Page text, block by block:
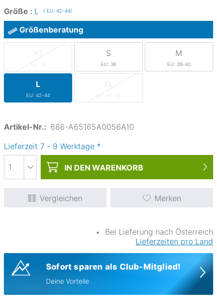
Größe : L ( EU: 42-44)
Größenberatung
XS
EU: 34
S
EU: 36
M
EU: 38-40
L
EU: 42-44
XL
EU: 44-46
Artikel-Nr.: 686-A65165A0056A10
Lieferzeit 7 - 9 Werktage *
IN DEN WARENKORB
Vergleichen Merken
∗
Bei Lieferung nach Österreich
Lieferzeiten pro Land
Sofort sparen als Club-Mitglied!
Deine Vorteile